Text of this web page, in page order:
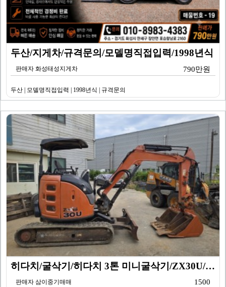
두산/지게차/규격문의/모델명직접입력/1998년식
판매자 화성태성지게차 790만원
두산 | 모델명직접입력 | 1998년식 | 규격문의
히다치/굴삭기/히다치 3톤 미니굴삭기/ZX30U/201…
판매자 삼이중기매매 1500